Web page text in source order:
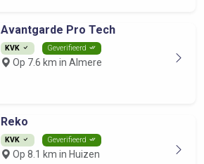
Avantgarde Pro Tech
KVK Geverifieerd
Op 7.6 km in Almere
Reko
KVK Geverifieerd
Op 8.1 km in Huizen